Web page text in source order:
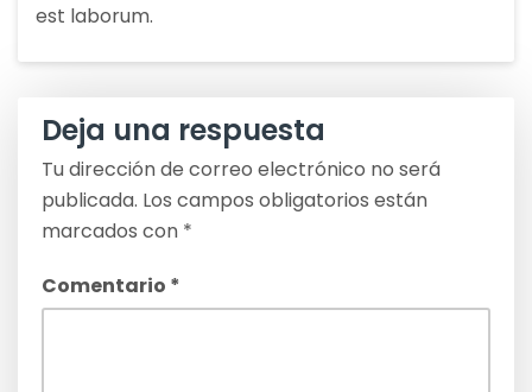
est laborum.
Deja una respuesta
Tu dirección de correo electrónico no será
publicada. Los campos obligatorios están
marcados con *
Comentario *